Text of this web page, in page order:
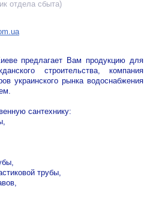
отдела сбыта)
предлагает Вам продукцию для
строительства, компания
украинского рынка водоснабжения
сантехнику:
трубы,